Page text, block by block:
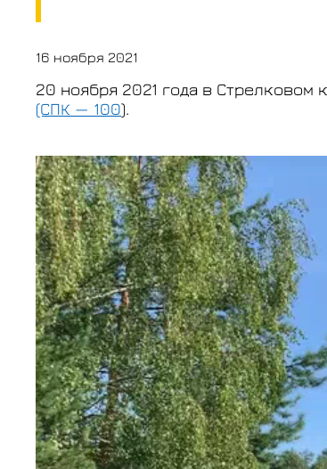
16 ноября 2021
20 ноября 2021 года в
(СПК — 100).